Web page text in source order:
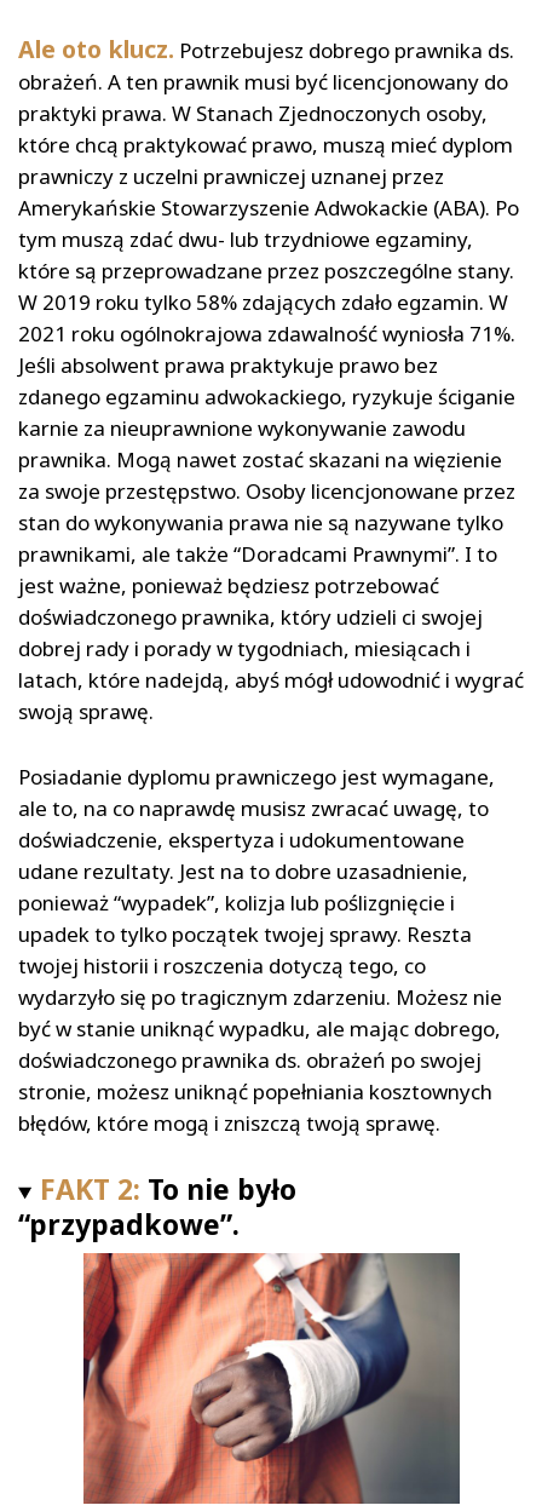
Ale oto klucz. Potrzebujesz dobrego prawnika ds.
obrażeń. A ten prawnik musi być licencjonowany do
praktyki prawa. W Stanach Zjednoczonych osoby,
które chcą praktykować prawo, muszą mieć dyplom
prawniczy z uczelni prawniczej uznanej przez
Amerykańskie Stowarzyszenie Adwokackie (ABA). Po
tym muszą zdać dwu- lub trzydniowe egzaminy,
które są przeprowadzane przez poszczególne stany.
W 2019 roku tylko 58% zdających zdało egzamin. W
2021 roku ogólnokrajowa zdawalność wyniosła 71%.
Jeśli absolwent prawa praktykuje prawo bez
zdanego egzaminu adwokackiego, ryzykuje ściganie
karnie za nieuprawnione wykonywanie zawodu
prawnika. Mogą nawet zostać skazani na więzienie
za swoje przestępstwo. Osoby licencjonowane przez
stan do wykonywania prawa nie są nazywane tylko
prawnikami, ale także “Doradcami Prawnymi”. I to
jest ważne, ponieważ będziesz potrzebować
doświadczonego prawnika, który udzieli ci swojej
dobrej rady i porady w tygodniach, miesiącach i
latach, które nadejdą, abyś mógł udowodnić i wygrać
swoją sprawę.
Posiadanie dyplomu prawniczego jest wymagane,
ale to, na co naprawdę musisz zwracać uwagę, to
doświadczenie, ekspertyza i udokumentowane
udane rezultaty. Jest na to dobre uzasadnienie,
ponieważ “wypadek”, kolizja lub poślizgnięcie i
upadek to tylko początek twojej sprawy. Reszta
twojej historii i roszczenia dotyczą tego, co
wydarzyło się po tragicznym zdarzeniu. Możesz nie
być w stanie uniknąć wypadku, ale mając dobrego,
doświadczonego prawnika ds. obrażeń po swojej
stronie, możesz uniknąć popełniania kosztownych
błędów, które mogą i zniszczą twoją sprawę.
FAKT 2: To nie było
“przypadkowe”.